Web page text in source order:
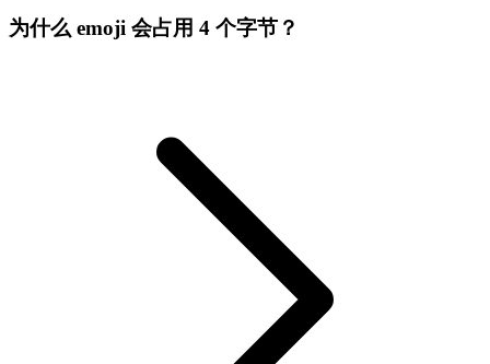
为什么 emoji 会占用 4 个字节？